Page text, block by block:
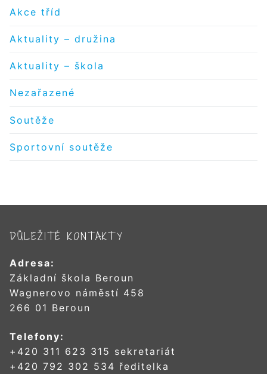
Akce tříd
Aktuality – družina
Aktuality – škola
Nezařazené
Soutěže
Sportovní soutěže
DŮLEŽITÉ KONTAKTY
Adresa:
Základní škola Beroun
Wagnerovo náměstí 458
266 01 Beroun
Telefony:
+420 311 623 315 sekretariát
+420 792 302 534 ředitelka